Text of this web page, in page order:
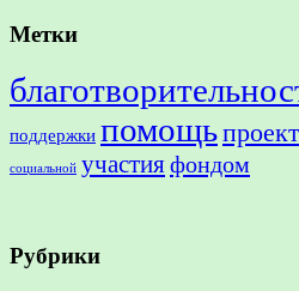
Метки
поддержки помощьпроект
социальной участияфондом
Рубрики